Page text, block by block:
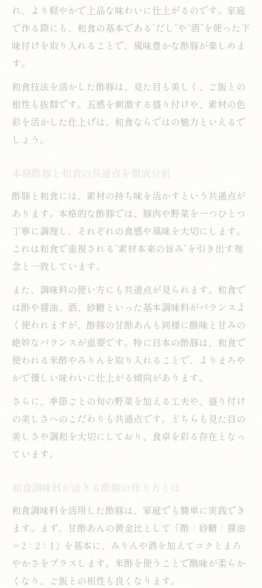
れ、より軽やかで上品な味わいに仕上がるのです。家庭
で作る際にも、和食の基本である“だし”や“酒”を使った下
味付けを取り入れることで、風味豊かな酢豚が楽しめま
す。
和食技法を活かした酢豚は、見た目も美しく、ご飯との
相性も抜群です。五感を刺激する盛り付けや、素材の色
彩を活かした仕上げは、和食ならではの魅力といえるで
しょう。
本格酢豚と和食の共通点を徹底分析
酢豚と和食には、素材の持ち味を活かすという共通点が
あります。本格的な酢豚では、豚肉や野菜を一つひとつ
丁寧に調理し、それぞれの食感や風味を大切にします。
これは和食で重視される“素材本来の旨み”を引き出す理
念と一致しています。
また、調味料の使い方にも共通点が見られます。和食で
は酢や醤油、酒、砂糖といった基本調味料がバランスよ
く使われますが、酢豚の甘酢あんも同様に酸味と甘みの
絶妙なバランスが重要です。特に日本の酢豚は、和食で
使われる米酢やみりんを取り入れることで、よりまろや
かで優しい味わいに仕上がる傾向があります。
さらに、季節ごとの旬の野菜を加える工夫や、盛り付け
の美しさへのこだわりも共通点です。どちらも見た目の
美しさや調和を大切にしており、食卓を彩る存在となっ
ています。
和食調味料が活きる酢豚の作り方とは
和食調味料を活用した酢豚は、家庭でも簡単に実践でき
ます。まず、甘酢あんの黄金比として「酢：砂糖：醤油
＝2：2：1」を基本に、みりんや酒を加えてコクとまろ
やかさをプラスします。米酢を使うことで酸味が柔らか
くなり、ご飯との相性も良くなります。